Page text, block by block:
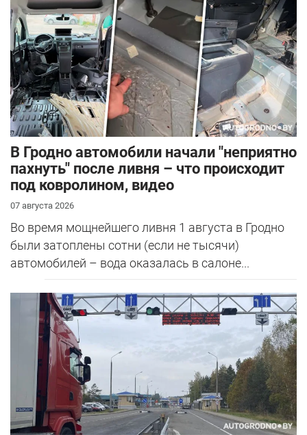
В Гродно автомобили начали "неприятно
пахнуть" после ливня – что происходит
под ковролином, видео
07 августа 2026
Во время мощнейшего ливня 1 августа в Гродно
были затоплены сотни (если не тысячи)
автомобилей – вода оказалась в салоне...